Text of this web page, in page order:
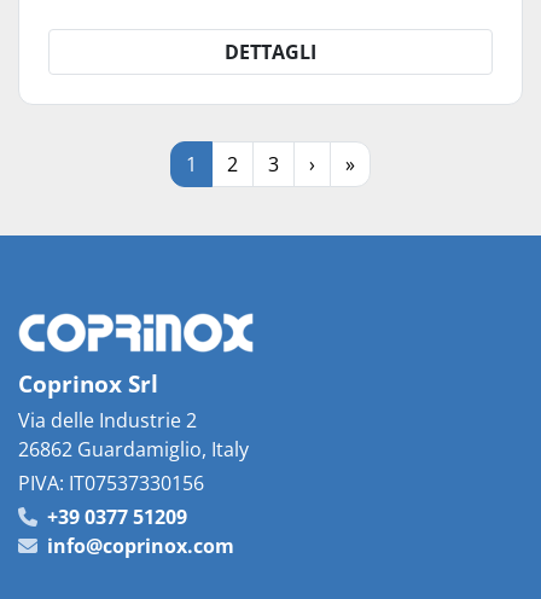
DETTAGLI
1 2 3 › »
Coprinox Srl
Via delle Industrie 2
26862 Guardamiglio, Italy
PIVA: IT07537330156
+39 0377 51209
info@coprinox.com